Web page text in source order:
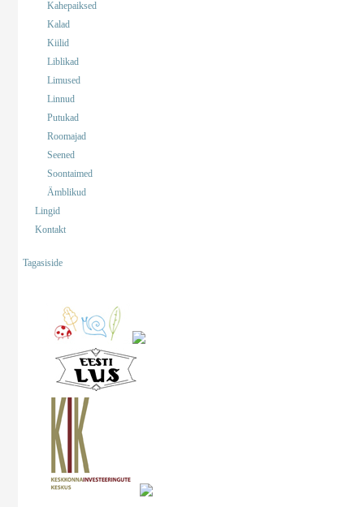
Kahepaiksed
Kalad
Kiilid
Liblikad
Limused
Linnud
Putukad
Roomajad
Seened
Soontaimed
Ämblikud
Lingid
Kontakt
Tagasiside